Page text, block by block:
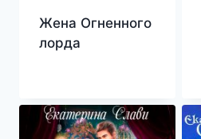
Жена Огненного
лорда